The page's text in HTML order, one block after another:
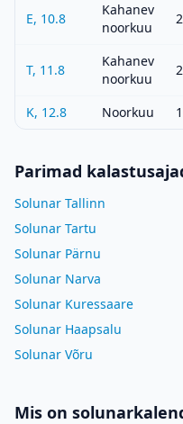
E, 10.8
Kahanev
noorkuu
T, 11.8
Kahanev
noorkuu
K, 12.8 Noorkuu
Parimad
Solunar Tallinn
Solunar Tartu
Solunar Pärnu
Solunar Narva
Solunar Kuressaare
Solunar Haapsalu
Solunar Võru
Mis on